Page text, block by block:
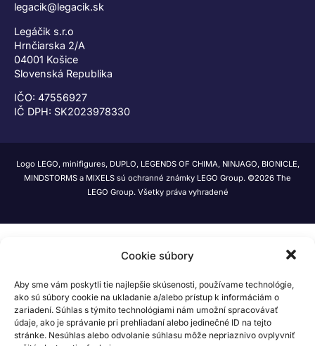
Cookie súbory
Aby sme vám poskytli tie najlepšie skúsenosti, používame technológie,
ako sú súbory cookie na ukladanie a/alebo prístup k informáciám o
zariadení. Súhlas s týmito technológiami nám umožní spracovávať
údaje, ako je správanie pri prehliadaní alebo jedinečné ID na tejto
stránke. Nesúhlas alebo odvolanie súhlasu môže nepriaznivo ovplyvniť
legacik@legacik.sk
Legáčik s.r.o
Hrnčiarska 2/A
04001 Košice
Slovenská Republika
IČO: 47556927
IČ DPH: SK2023978330
Logo LEGO, minifigures, DUPLO, LEGENDS OF CHIMA, NINJAGO, BIONICLE,
MINDSTORMS a MIXELS sú ochranné známky LEGO Group. ©2026 The
LEGO Group. Všetky práva vyhradené